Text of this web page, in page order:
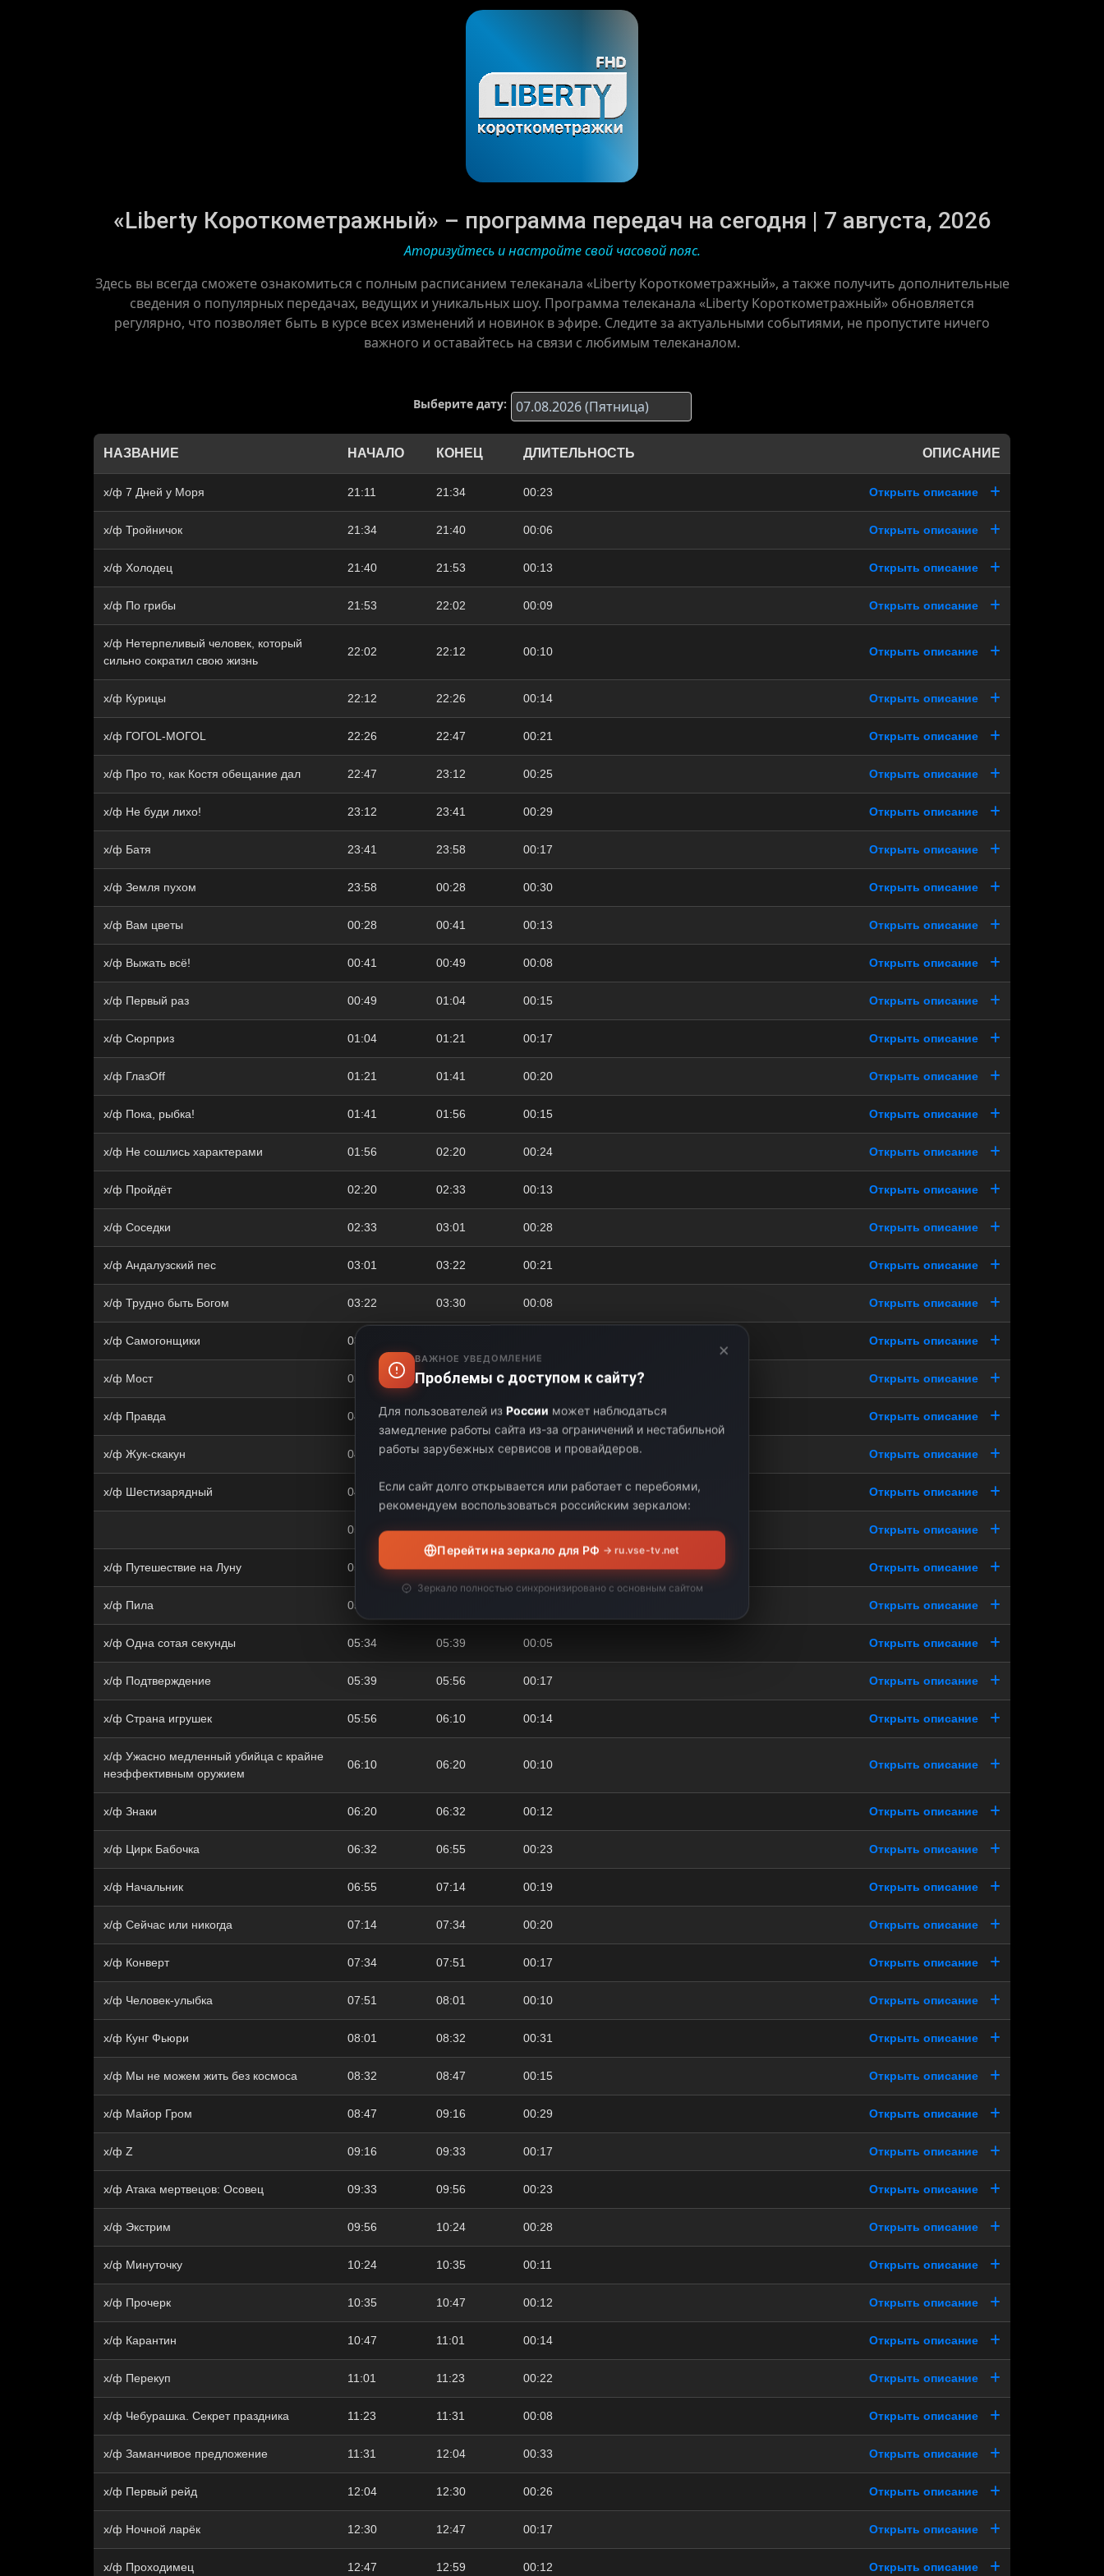
«Liberty Короткометражный» – программа передач на сегодня | 7 августа, 2026
Аторизуйтесь и настройте свой часовой пояс.
Здесь вы всегда сможете ознакомиться с полным расписанием телеканала «Liberty Короткометражный», а также получить дополнительные
сведения о популярных передачах, ведущих и уникальных шоу. Программа телеканала «Liberty Короткометражный» обновляется
регулярно, что позволяет быть в курсе всех изменений и новинок в эфире. Следите за актуальными событиями, не пропустите ничего
важного и оставайтесь на связи с любимым телеканалом.
Выберите дату:
НАЗВАНИЕ НАЧАЛО КОНЕЦ ДЛИТЕЛЬНОСТЬ ОПИСАНИЕ
х/ф 7 Дней у Моря 21:11 21:34 00:23 Открыть описание
х/ф Тройничок 21:34 21:40 00:06 Открыть описание
х/ф Холодец 21:40 21:53 00:13 Открыть описание
х/ф По грибы 21:53 22:02 00:09 Открыть описание
х/ф Нетерпеливый человек, который
сильно сократил свою жизнь
22:02 22:12 00:10 Открыть описание
х/ф Курицы 22:12 22:26 00:14 Открыть описание
х/ф ГОГОL-МОГОL 22:26 22:47 00:21 Открыть описание
х/ф Про то, как Костя обещание дал 22:47 23:12 00:25 Открыть описание
х/ф Не буди лихо! 23:12 23:41 00:29 Открыть описание
х/ф Батя 23:41 23:58 00:17 Открыть описание
х/ф Земля пухом 23:58 00:28 00:30 Открыть описание
х/ф Вам цветы 00:28 00:41 00:13 Открыть описание
х/ф Выжать всё! 00:41 00:49 00:08 Открыть описание
х/ф Первый раз 00:49 01:04 00:15 Открыть описание
х/ф Сюрприз 01:04 01:21 00:17 Открыть описание
х/ф ГлазOff 01:21 01:41 00:20 Открыть описание
х/ф Пока, рыбка! 01:41 01:56 00:15 Открыть описание
х/ф Не сошлись характерами 01:56 02:20 00:24 Открыть описание
х/ф Пройдёт 02:20 02:33 00:13 Открыть описание
х/ф Соседки 02:33 03:01 00:28 Открыть описание
х/ф Андалузский пес 03:01 03:22 00:21 Открыть описание
х/ф Трудно быть Богом 03:22 03:30 00:08 Открыть описание
х/ф Самогонщики 03:30 Открыть описание
х/ф Мост 03:48 04:21 00:33 Открыть описание
х/ф Правда 04:21 04:28 00:07 Открыть описание
х/ф Жук-скакун 04:28 04:33 00:05 Открыть описание
х/ф Шестизарядный 04:33 05:00 00:27 Открыть описание
05:00 05:10 00:10 Открыть описание
х/ф Путешествие на Луну 05:10 05:24 00:14 Открыть описание
х/ф Пила 05:24 Открыть описание
х/ф Одна сотая секунды 05:34 05:39 00:05 Открыть описание
х/ф Подтверждение 05:39 05:56 00:17 Открыть описание
х/ф Страна игрушек 05:56 06:10 00:14 Открыть описание
х/ф Ужасно медленный убийца с крайне
неэффективным оружием
06:10 06:20 00:10 Открыть описание
х/ф Знаки 06:20 06:32 00:12 Открыть описание
х/ф Цирк Бабочка 06:32 06:55 00:23 Открыть описание
х/ф Начальник 06:55 07:14 00:19 Открыть описание
х/ф Сейчас или никогда 07:14 07:34 00:20 Открыть описание
х/ф Конверт 07:34 07:51 00:17 Открыть описание
х/ф Человек-улыбка 07:51 08:01 00:10 Открыть описание
х/ф Кунг Фьюри 08:01 08:32 00:31 Открыть описание
х/ф Мы не можем жить без космоса 08:32 08:47 00:15 Открыть описание
х/ф Майор Гром 08:47 09:16 00:29 Открыть описание
х/ф Z 09:16 09:33 00:17 Открыть описание
х/ф Атака мертвецов: Осовец 09:33 09:56 00:23 Открыть описание
х/ф Экстрим 09:56 10:24 00:28 Открыть описание
х/ф Минуточку 10:24 10:35 00:11 Открыть описание
х/ф Прочерк 10:35 10:47 00:12 Открыть описание
х/ф Карантин 10:47 11:01 00:14 Открыть описание
х/ф Перекуп 11:01 11:23 00:22 Открыть описание
х/ф Чебурашка. Секрет праздника 11:23 11:31 00:08 Открыть описание
х/ф Заманчивое предложение 11:31 12:04 00:33 Открыть описание
х/ф Первый рейд 12:04 12:30 00:26 Открыть описание
х/ф Ночной ларёк 12:30 12:47 00:17 Открыть описание
х/ф Проходимец 12:47 12:59 00:12 Открыть описание
×
ВАЖНОЕ УВЕДОМЛЕНИЕ
Проблемы с доступом к сайту?
Для пользователей из России может наблюдаться
замедление работы сайта из-за ограничений и нестабильной
работы зарубежных сервисов и провайдеров.
Если сайт долго открывается или работает с перебоями,
рекомендуем воспользоваться российским зеркалом:
Перейти на зеркало для РФ → ru.vse-tv.net
Зеркало полностью синхронизировано с основным сайтом